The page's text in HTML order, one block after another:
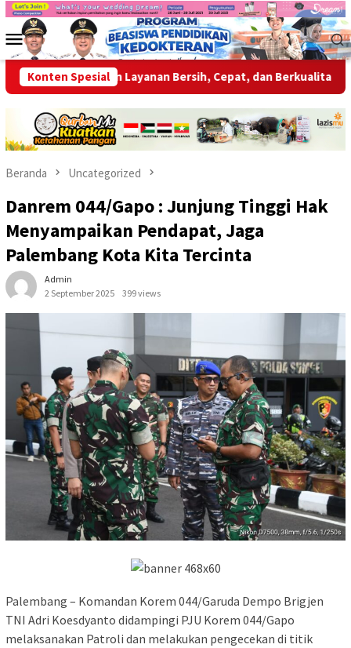
Loncat
kontenMenu
Mobile
Konten Spesial
Berikan Layanan Bersih, Cepat, dan Berkualitas
Beranda Uncategorized
Danrem 044/Gapo : Junjung Tinggi Hak
Menyampaikan Pendapat, Jaga
Palembang Kota Kita Tercinta
Admin
2 September 2025
399 views
Palembang – Komandan Korem 044/Garuda Dempo Brigjen
TNI Adri Koesdyanto didampingi PJU Korem 044/Gapo
melaksanakan Patroli dan melakukan pengecekan di titik